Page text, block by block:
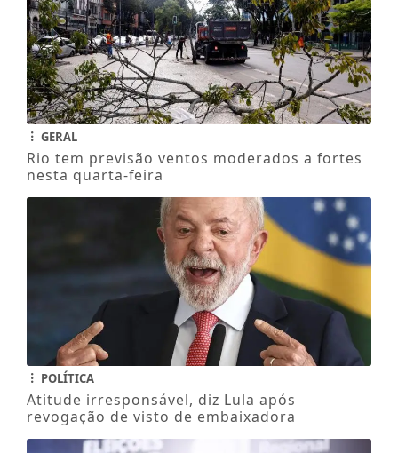
GERAL
Rio tem previsão ventos moderados a fortes
nesta quarta-feira
POLÍTICA
Atitude irresponsável, diz Lula após
revogação de visto de embaixadora